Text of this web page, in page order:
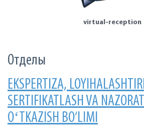
virtual-reception
Отделы
EKSPERTIZA,
SERTIFIKATLASH VA
OʻTKAZISH BO‘LIMI